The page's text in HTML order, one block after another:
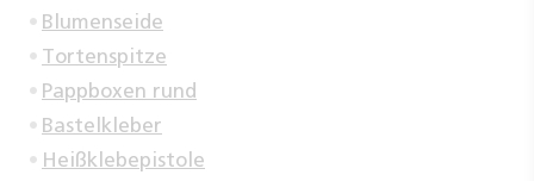
Blumenseide
Tortenspitze
Pappboxen rund
Bastelkleber
Heißklebepistole